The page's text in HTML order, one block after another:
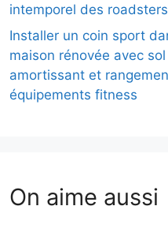
intemporel des roadsters
Installer un coin sport
maison rénovée avec sol
amortissant et
équipements fitness
On aime aussi